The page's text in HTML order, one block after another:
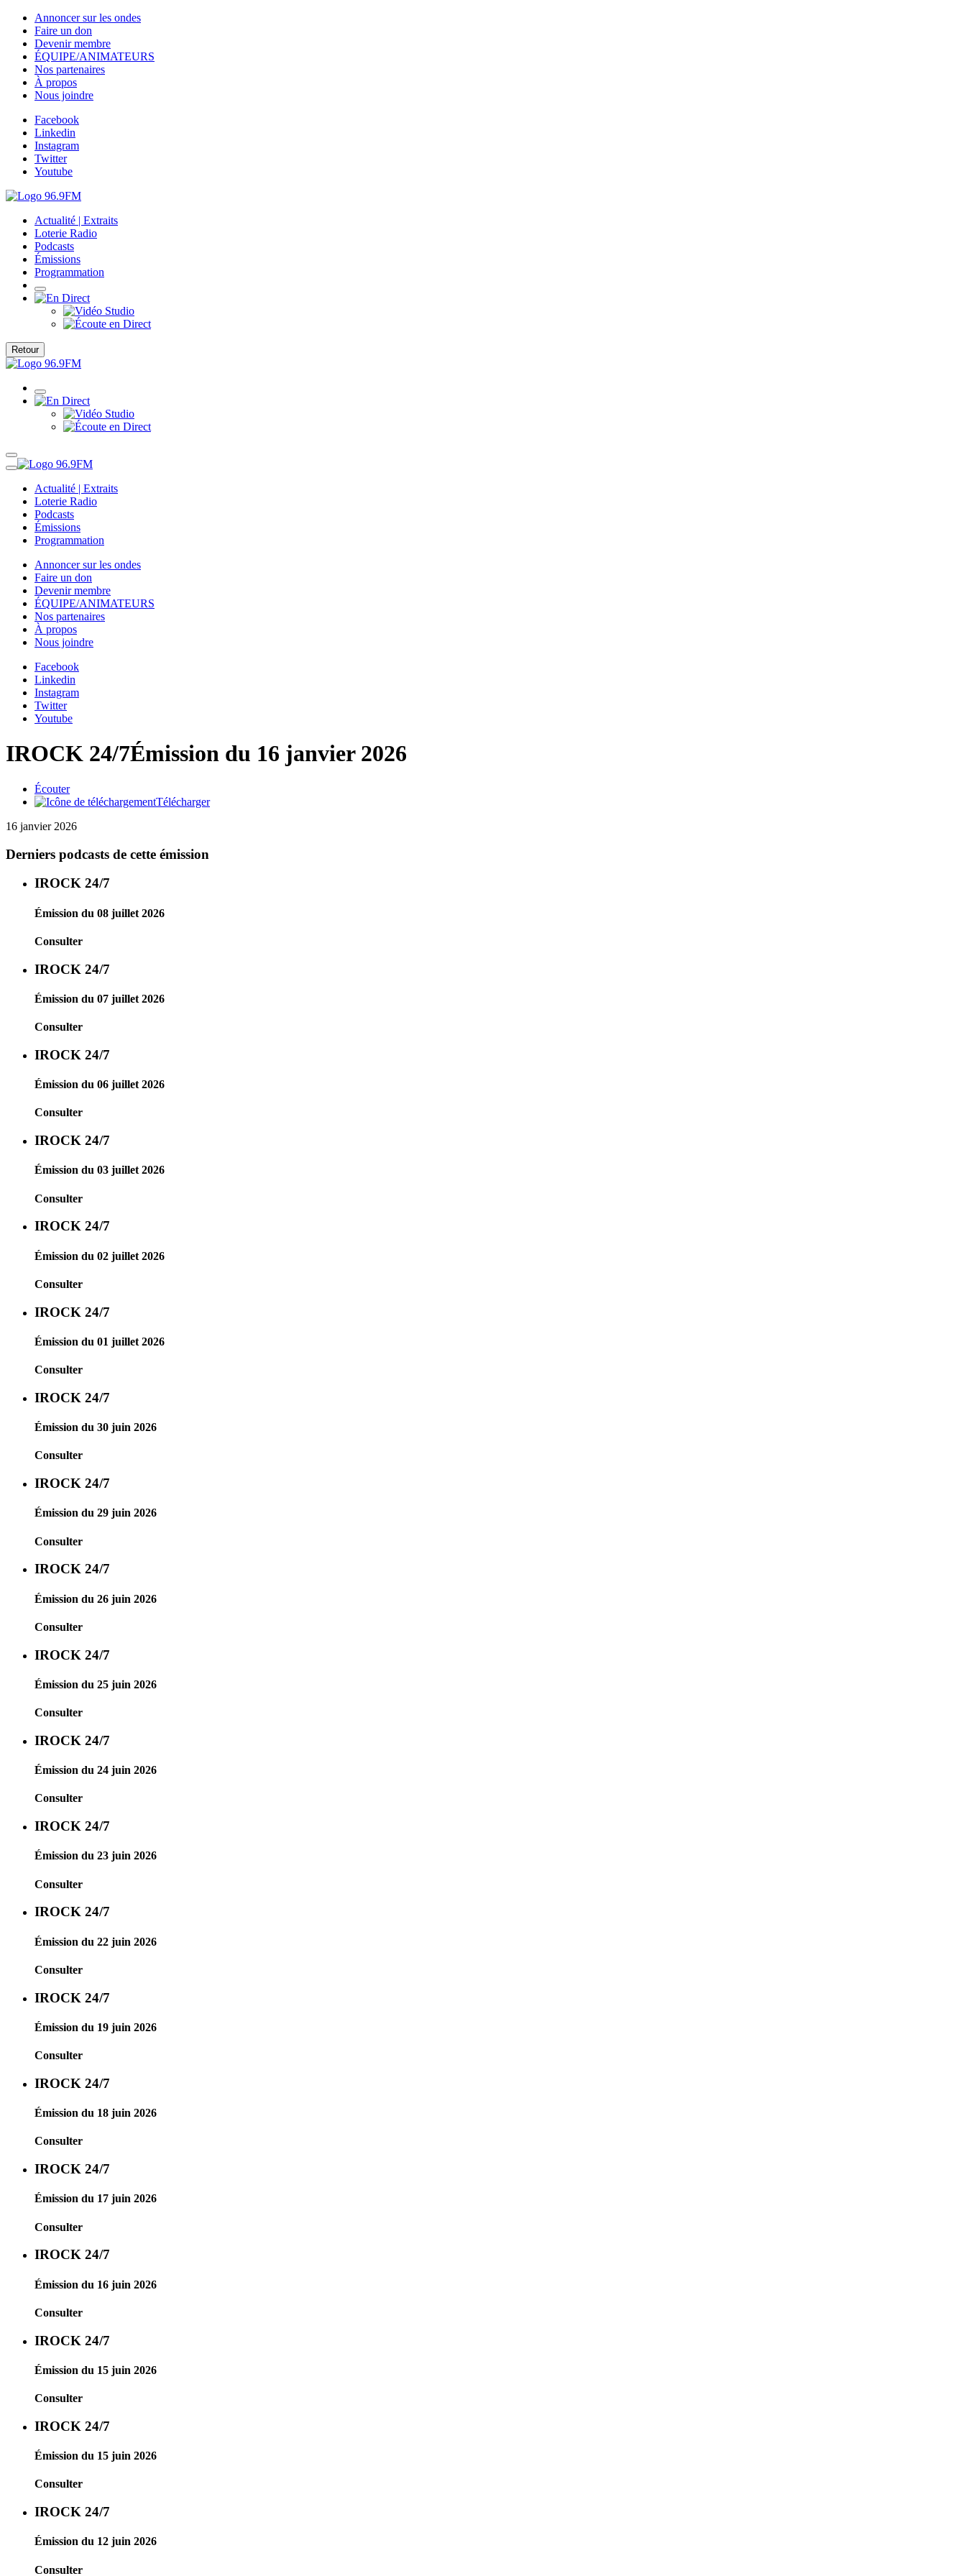
Annoncer sur les ondes
Faire un don
Devenir membre
ÉQUIPE/ANIMATEURS
Nos partenaires
À propos
Nous joindre
Facebook
Linkedin
Instagram
Twitter
Youtube
Actualité | Extraits
Loterie Radio
Podcasts
Émissions
Programmation
Retour
Actualité | Extraits
Loterie Radio
Podcasts
Émissions
Programmation
Annoncer sur les ondes
Faire un don
Devenir membre
ÉQUIPE/ANIMATEURS
Nos partenaires
À propos
Nous joindre
Facebook
Linkedin
Instagram
Twitter
Youtube
IROCK 24/7Émission du 16 janvier 2026
Écouter
Télécharger
16 janvier 2026
Derniers podcasts de cette émission
IROCK 24/7
Émission du 08 juillet 2026
Consulter
IROCK 24/7
Émission du 07 juillet 2026
Consulter
IROCK 24/7
Émission du 06 juillet 2026
Consulter
IROCK 24/7
Émission du 03 juillet 2026
Consulter
IROCK 24/7
Émission du 02 juillet 2026
Consulter
IROCK 24/7
Émission du 01 juillet 2026
Consulter
IROCK 24/7
Émission du 30 juin 2026
Consulter
IROCK 24/7
Émission du 29 juin 2026
Consulter
IROCK 24/7
Émission du 26 juin 2026
Consulter
IROCK 24/7
Émission du 25 juin 2026
Consulter
IROCK 24/7
Émission du 24 juin 2026
Consulter
IROCK 24/7
Émission du 23 juin 2026
Consulter
IROCK 24/7
Émission du 22 juin 2026
Consulter
IROCK 24/7
Émission du 19 juin 2026
Consulter
IROCK 24/7
Émission du 18 juin 2026
Consulter
IROCK 24/7
Émission du 17 juin 2026
Consulter
IROCK 24/7
Émission du 16 juin 2026
Consulter
IROCK 24/7
Émission du 15 juin 2026
Consulter
IROCK 24/7
Émission du 15 juin 2026
Consulter
IROCK 24/7
Émission du 12 juin 2026
Consulter